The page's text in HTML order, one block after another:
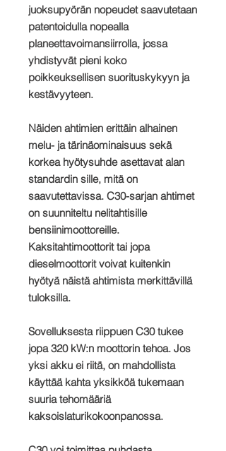
juoksupyörän nopeudet saavutetaan
patentoidulla nopealla
planeettavoimansiirrolla, jossa
yhdistyvät pieni koko
poikkeuksellisen suorituskykyyn ja
kestävyyteen.
Näiden ahtimien erittäin alhainen
melu- ja tärinäominaisuus sekä
korkea hyötysuhde asettavat alan
standardin sille, mitä on
saavutettavissa. C30-sarjan ahtimet
on suunniteltu nelitahtisille
bensiinimoottoreille.
Kaksitahtimoottorit tai jopa
dieselmoottorit voivat kuitenkin
hyötyä näistä ahtimista merkittävillä
tuloksilla.
Sovelluksesta riippuen C30 tukee
jopa 320 kW:n moottorin tehoa. Jos
yksi akku ei riitä, on mahdollista
käyttää kahta yksikköä tukemaan
suuria tehomääriä
kaksoislaturikokoonpanossa.